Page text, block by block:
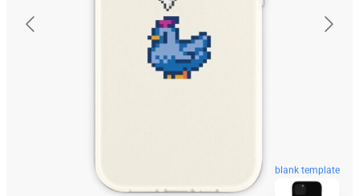
blank template